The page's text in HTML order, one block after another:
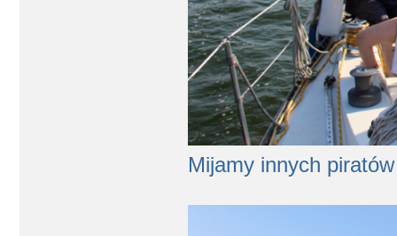
Mijamy innych piratów